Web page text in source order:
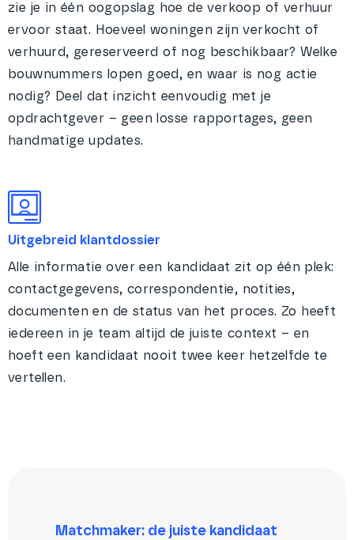
zie je in één oogopslag hoe de verkoop of verhuur
ervoor staat. Hoeveel woningen zijn verkocht of
verhuurd, gereserveerd of nog beschikbaar? Welke
bouwnummers lopen goed, en waar is nog actie
nodig? Deel dat inzicht eenvoudig met je
opdrachtgever – geen losse rapportages, geen
handmatige updates.
Uitgebreid klantdossier
Alle informatie over een kandidaat zit op één plek:
contactgegevens, correspondentie, notities,
documenten en de status van het proces. Zo heeft
iedereen in je team altijd de juiste context – en
hoeft een kandidaat nooit twee keer hetzelfde te
vertellen.
Matchmaker: de juiste kandidaat